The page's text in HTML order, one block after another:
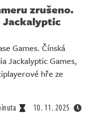
zrušeno.
Jackalyptic
Games. Čínská
Jackalyptic Games,
hře ze
10. 11. 2025